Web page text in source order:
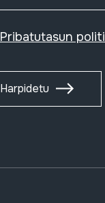
Pribatutasun
Harpidetu